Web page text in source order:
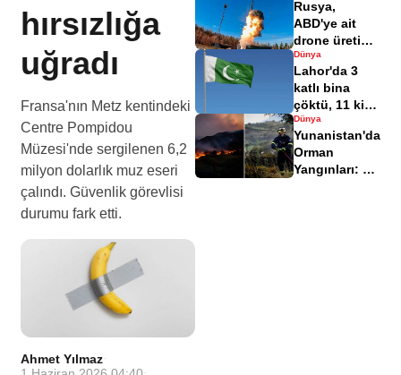
hırsızlığa
uğradı
Fransa'nın Metz kentindeki
Centre Pompidou
Müzesi'nde sergilenen 6,2
milyon dolarlık muz eseri
çalındı. Güvenlik görevlisi
durumu fark etti.
Ahmet Yılmaz·
Rusya,
ABD'ye ait
drone üretim
tesisini
balistik füze
ile vurdu
Dünya
Lahor'da 3
katlı bina
çöktü, 11 kişi
hayatını
kaybetti
Dünya
Yunanistan'da
Orman
Yangınları: 3